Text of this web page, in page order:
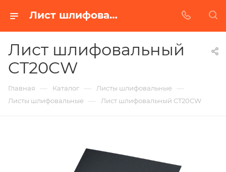
Лист шлифовальный CT20CW в Белгороде | Купить по недорогой цене от Абразивного Завода
Лист шлифовальный
CT20CW
Главная — Каталог — Листы шлифовальные —
Листы шлифовальные — Лист шлифовальный CT20CW